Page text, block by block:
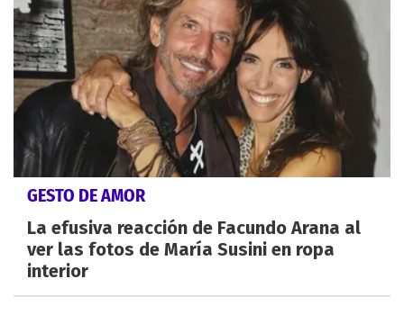
GESTO DE AMOR
La efusiva reacción de Facundo Arana al
ver las fotos de María Susini en ropa
interior